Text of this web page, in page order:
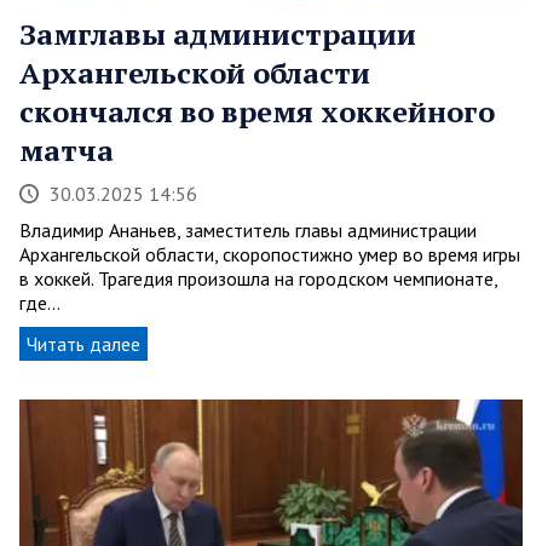
Замглавы администрации
Архангельской области
скончался во время хоккейного
матча
30.03.2025 14:56
Владимир Ананьев, заместитель главы администрации
Архангельской области, скоропостижно умер во время игры
в хоккей. Трагедия произошла на городском чемпионате,
где…
Читать далее